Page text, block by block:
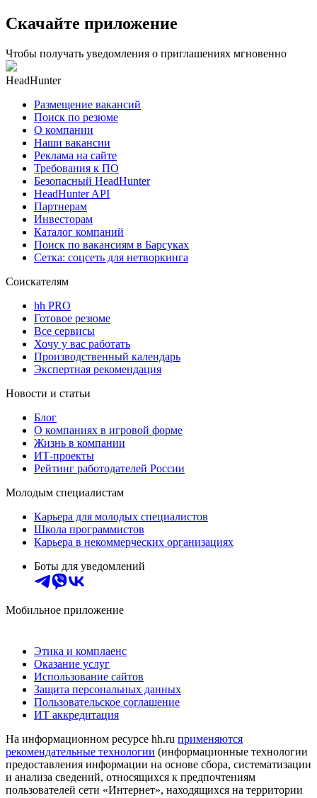
Скачайте приложение
Чтобы получать уведомления о приглашениях мгновенно
HeadHunter
Размещение вакансий
Поиск по резюме
О компании
Наши вакансии
Реклама на сайте
Требования к ПО
Безопасный HeadHunter
HeadHunter API
Партнерам
Инвесторам
Каталог компаний
Поиск по вакансиям в Барсуках
Сетка: соцсеть для нетворкинга
Соискателям
hh PRO
Готовое резюме
Все сервисы
Хочу у вас работать
Производственный календарь
Экспертная рекомендация
Новости и статьи
Блог
О компаниях в игровой форме
Жизнь в компании
ИТ-проекты
Рейтинг работодателей России
Молодым специалистам
Карьера для молодых специалистов
Школа программистов
Карьера в некоммерческих организациях
Боты для уведомлений
Мобильное приложение
Этика и комплаенс
Оказание услуг
Использование сайтов
Защита персональных данных
Пользовательское соглашение
ИТ аккредитация
На информационном ресурсе hh.ru применяются
рекомендательные технологии (информационные технологии
предоставления информации на основе сбора, систематизации
и анализа сведений, относящихся к предпочтениям
пользователей сети «Интернет», находящихся на территории